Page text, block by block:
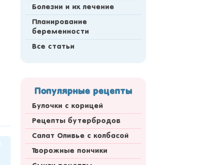
Болезни и их лечение
Планирование
беременности
Все статьи
Популярные рецепты
Булочки с корицей
Рецепты бутербродов
Салат Оливье с колбасой
Творожные пончики